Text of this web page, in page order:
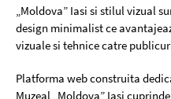
„Moldova” Iasi si stilul vizual
design minimalist ce
vizuale si tehnice catre
Platforma web construita
Muzeal „Moldova” Iasi